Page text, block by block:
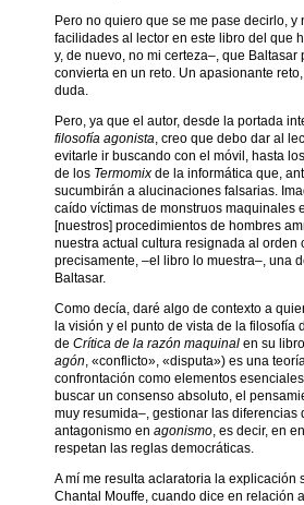
Pero no quiero que se me pase decirlo,
facilidades al lector en este libro del que
y, de nuevo, no mi certeza–, que
convierta en un reto. Un apasionante
duda.
Pero, ya que el autor, desde la portada
filosofía agonista, creo que debo dar al
evitarle ir buscando con el móvil, hasta
de los Termomix de la informática que,
sucumbirán a alucinaciones falsarias.
caído víctimas de monstruos maquinales
[nuestros] procedimientos de hombres
nuestra actual cultura resignada al
precisamente, –el libro lo muestra–, una
Baltasar.
Como decía, daré algo de contexto a
la visión y el punto de vista de la
de Crítica de la razón maquinal en su
agón, «conflicto», «disputa») es una
confrontación como elementos
buscar un consenso absoluto, el
muy resumida–, gestionar las
antagonismo en agonismo, es decir, en
respetan las reglas democráticas.
A mí me resulta aclaratoria la
Chantal Mouffe, cuando dice en relación